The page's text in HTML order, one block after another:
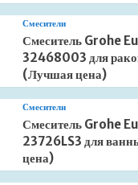
Смесители
Смеситель Grohe
32468003 для
(Лучшая цена)
Смесители
Смеситель Grohe
23726LS3 для
цена)